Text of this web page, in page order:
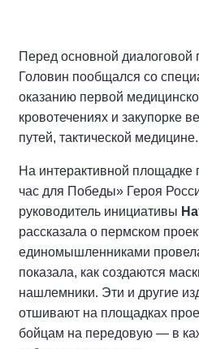
Перед основной
Головин пообщался со
оказанию первой
кровотечениях и закупорке
путей, тактической медицине.
На интерактивной площадке
час для Победы» Героя
руководитель инициативы
рассказала о пермском
единомышленниками
показала, как создаются
нашлемники. Эти и другие
отшивают на площадках
бойцам на передовую — в